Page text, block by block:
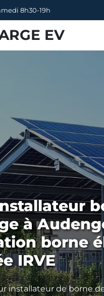
8h30-19h
EV
à
borne
IRVE
installateur de borne